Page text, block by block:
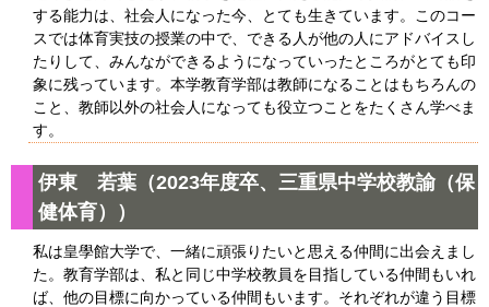
する能力は、社会人になった今、とても生きています。このコー
スでは体育実技の授業の中で、できる人が他の人にアドバイスし
たりして、みんなができるようになっていったところがとても印
象に残っています。本学教育学部は教師になることはもちろんの
こと、教師以外の社会人になっても役立つことをたくさん学べま
す。
伊東 若葉（2023年度卒、三重県中学校教諭（保
健体育））
私は皇學館大学で、一緒に頑張りたいと思える仲間に出会えまし
た。教育学部は、私と同じ中学校教員を目指している仲間もいれ
ば、他の目標に向かっている仲間もいます。それぞれが違う目標